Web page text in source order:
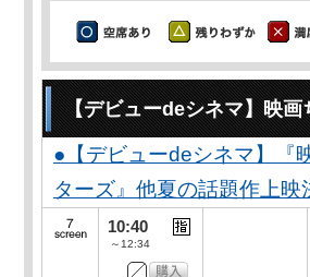
【デビューdeシネマ】映
●【デビューdeシネマ】『
ターズ』他夏の話題作上映
10:40
～12:34